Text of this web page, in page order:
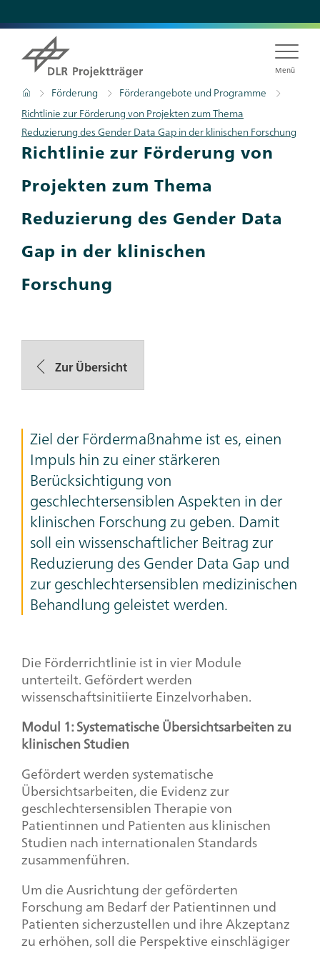
zum
Inhalt
Menü
Pfadnavigation
Startseite
Förderung
Förderangebote und Programme
Richtlinie zur Förderung von Projekten zum Thema
Reduzierung des Gender Data Gap in der klinischen Forschung
Richtlinie zur Förderung von
Projekten zum Thema
Reduzierung des Gender Data
Gap in der klinischen
Forschung
Zur Übersicht
Ziel der Fördermaßnahme ist es, einen
Impuls hin zu einer stärkeren
Berücksichtigung von
geschlechtersensiblen Aspekten in der
klinischen Forschung zu geben. Damit
soll ein wissenschaftlicher Beitrag zur
Reduzierung des Gender Data Gap und
zur geschlechtersensiblen medizinischen
Behandlung geleistet werden.
Die Förderrichtlinie ist in vier Module
unterteilt. Gefördert werden
wissenschaftsinitiierte Einzelvorhaben.
Modul 1: Systematische Übersichtsarbeiten zu
klinischen Studien
Gefördert werden systematische
Übersichtsarbeiten, die Evidenz zur
geschlechtersensiblen Therapie von
Patientinnen und Patienten aus klinischen
Studien nach internationalen Standards
zusammenführen.
Um die Ausrichtung der geförderten
Forschung am Bedarf der Patientinnen und
Patienten sicherzustellen und ihre Akzeptanz
zu erhöhen, soll die Perspektive einschlägiger